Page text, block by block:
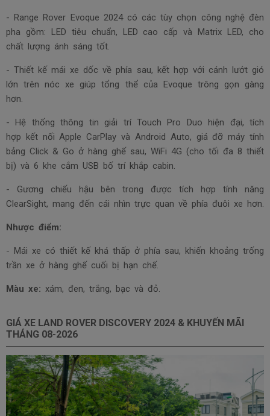
- Range Rover Evoque 2024 có các tùy chọn công nghệ đèn
pha gồm: LED tiêu chuẩn, LED cao cấp và Matrix LED, cho
chất lượng ánh sáng tốt.
- Thiết kế mái xe dốc về phía sau, kết hợp với cánh lướt gió
lớn trên nóc xe giúp tổng thể của Evoque trông gọn gàng
hơn.
- Hệ thống thông tin giải trí Touch Pro Duo hiện đại, tích
hợp kết nối Apple CarPlay và Android Auto, giá đỡ máy tính
bảng Click & Go ở hàng ghế sau, WiFi 4G (cho tối đa 8 thiết
bị) và 6 khe cắm USB bố trí khắp cabin.
- Gương chiếu hậu bên trong được tích hợp tính năng
ClearSight, mang đến cái nhìn trực quan về phía đuôi xe hơn.
Nhược điểm:
- Mái xe có thiết kế khá thấp ở phía sau, khiến khoảng trống
trần xe ở hàng ghế cuối bị hạn chế.
Màu xe: xám, đen, trắng, bạc và đỏ.
GIÁ XE LAND ROVER DISCOVERY 2024 & KHUYẾN MÃI
THÁNG 08-2026